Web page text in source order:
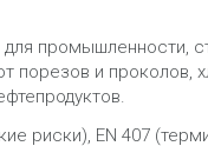
промышленности,
порезов и
риски), EN 407